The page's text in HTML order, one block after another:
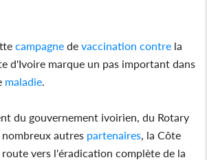
campagne de vaccination contre la
d'Ivoire marque un pas important dans
maladie
du gouvernement ivoirien, du Rotary
autres partenaires , la Côte
vers l'éradication complète de la